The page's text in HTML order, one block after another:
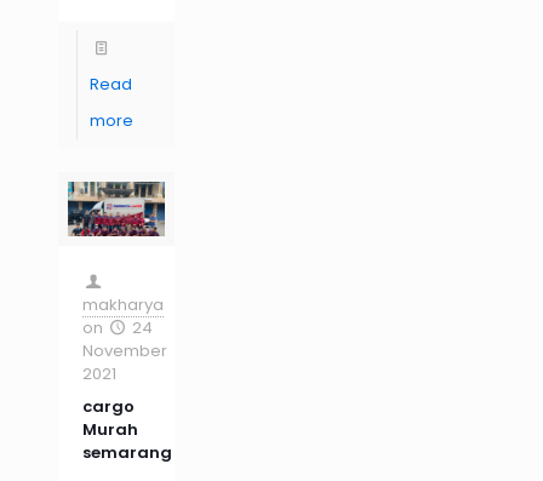
Read
more
makharya
on
24
November
2021
cargo
Murah
semarang